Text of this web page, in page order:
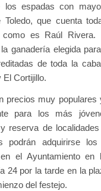
espadas con
Toledo, que cuenta
como es Raúl
ganadería elegida
de toda la
Cortijillo.
precios muy
para los más
reserva de
podrán adquirirse
el Ayuntamiento en
24 por la tarde en la
del festejo.